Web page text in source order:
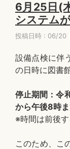
6月25日(
システム
投稿日時 : 06/20
設備点検に伴
の日時に図書
停止期間：
から午後8時
※時間は前後す
このため、こ